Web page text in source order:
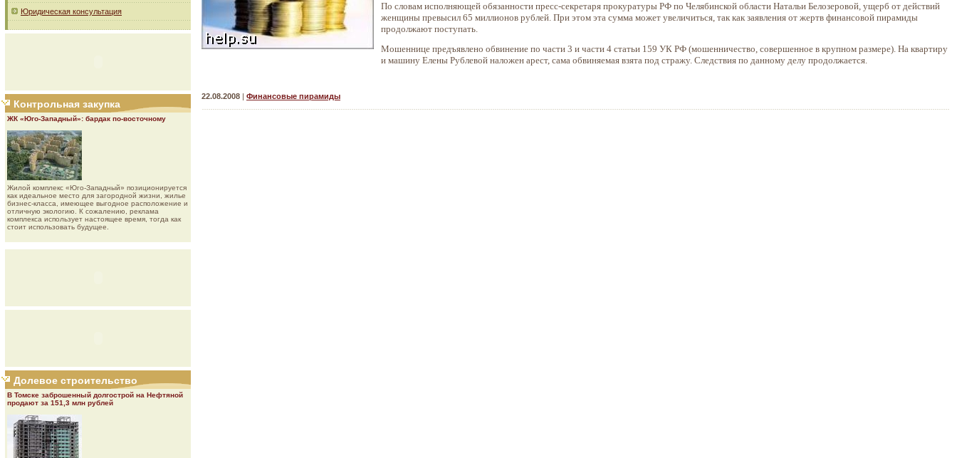
Юридическая консультация
Контрольная закупка
ЖК «Юго-Западный»: бардак по-восточному
Жилой комплекс «Юго-Западный» позиционируется
как идеальное место для загородной жизни, жилье
бизнес-класса, имеющее выгодное расположение и
отличную экологию. К сожалению, реклама
комплекса использует настоящее время, тогда как
стоит использовать будущее.
Долевое строительство
В Томске заброшенный долгострой на Нефтяной
продают за 151,3 млн рублей
По словам исполняющей обязанности пресс-секретаря прокуратуры РФ по Челябинской области Натальи Белозеровой, ущерб от действий
женщины превысил 65 миллионов рублей. При этом эта сумма может увеличиться, так как заявления от жертв финансовой пирамиды
продолжают поступать.
Мошеннице предъявлено обвинение по части 3 и части 4 статьи 159 УК РФ (мошенничество, совершенное в крупном размере). На квартиру
и машину Елены Рублевой наложен арест, сама обвиняемая взята под стражу. Следствия по данному делу продолжается.
22.08.2008 | Финансовые пирамиды